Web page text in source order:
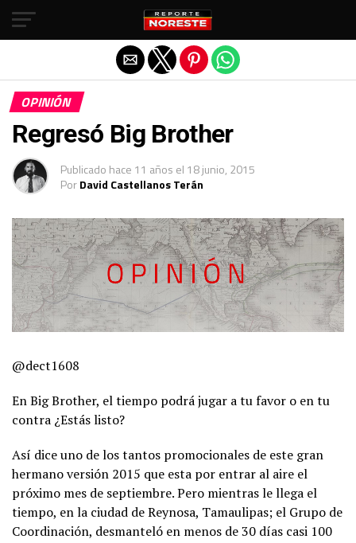
OPINIÓN
Regresó Big Brother
Publicado hace 11 años el 18 junio, 2015
PorDavid Castellanos Terán
@dect1608
En Big Brother, el tiempo podrá jugar a tu favor o en tu
contra ¿Estás listo?
Así dice uno de los tantos promocionales de este gran
hermano versión 2015 que esta por entrar al aire el
próximo mes de septiembre. Pero mientras le llega el
tiempo, en la ciudad de Reynosa, Tamaulipas; el Grupo de
Coordinación, desmanteló en menos de 30 días casi 100
Salir de la versión móvil